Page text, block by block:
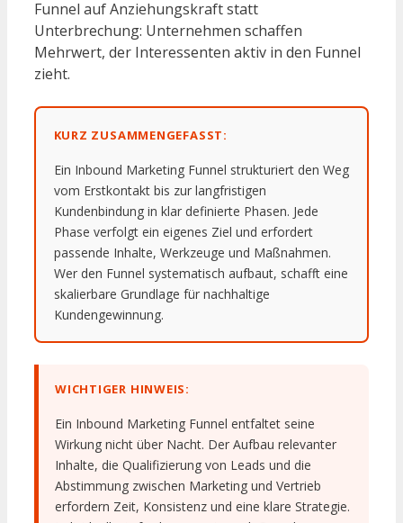
Funnel auf Anziehungskraft statt
Unterbrechung: Unternehmen schaffen
Mehrwert, der Interessenten aktiv in den Funnel
zieht.
KURZ ZUSAMMENGEFASST:
Ein Inbound Marketing Funnel strukturiert den Weg
vom Erstkontakt bis zur langfristigen
Kundenbindung in klar definierte Phasen. Jede
Phase verfolgt ein eigenes Ziel und erfordert
passende Inhalte, Werkzeuge und Maßnahmen.
Wer den Funnel systematisch aufbaut, schafft eine
skalierbare Grundlage für nachhaltige
Kundengewinnung.
WICHTIGER HINWEIS:
Ein Inbound Marketing Funnel entfaltet seine
Wirkung nicht über Nacht. Der Aufbau relevanter
Inhalte, die Qualifizierung von Leads und die
Abstimmung zwischen Marketing und Vertrieb
erfordern Zeit, Konsistenz und eine klare Strategie.